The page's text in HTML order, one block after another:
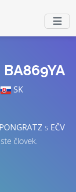
SK
PONGRATZ s EČV
človek.